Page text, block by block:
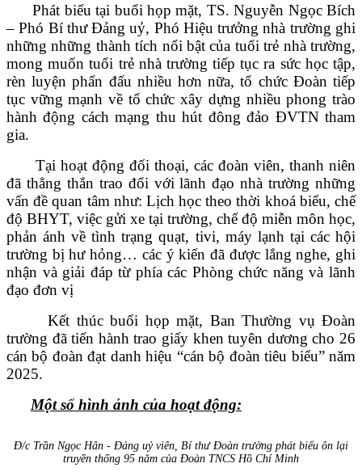
Phát biểu tại buổi họp mặt, TS. Nguyễn Ngọc Bích
– Phó Bí thư Đảng uỷ, Phó Hiệu trưởng nhà trường ghi
những những thành tích nổi bật của tuổi trẻ nhà trường,
mong muốn tuổi trẻ nhà trường tiếp tục ra sức học tập,
rèn luyện phấn đấu nhiều hơn nữa, tổ chức Đoàn tiếp
tục vững mạnh về tổ chức xây dựng nhiều phong trào
hành động cách mạng thu hút đông đảo ĐVTN tham
gia.
Tại hoạt động đối thoại, các đoàn viên, thanh niên
đã thẳng thắn trao đổi với lãnh đạo nhà trường những
vấn đề quan tâm như: Lịch học theo thời khoá biểu, chế
độ BHYT, việc gửi xe tại trường, chế độ miễn môn học,
phản ánh về tình trạng quạt, tivi, máy lạnh tại các hội
trường bị hư hỏng… các ý kiến đã được lắng nghe, ghi
nhận và giải đáp từ phía các Phòng chức năng và lãnh
đạo đơn vị
Kết thúc buổi họp mặt, Ban Thường vụ Đoàn
trường đã tiến hành trao giấy khen tuyên dương cho 26
cán bộ đoàn đạt danh hiệu “cán bộ đoàn tiêu biểu” năm
2025.
Một số hình ảnh của hoạt động:
Đ/c Trần Ngọc Hân - Đảng uỷ viên, Bí thư Đoàn trường phát biểu ôn lại
truyền thống 95 năm của Đoàn TNCS Hồ Chí Minh